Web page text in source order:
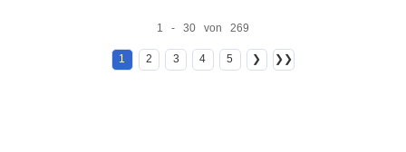
1 - 30 von 269
1 2 3 4 5 ❯ ❯❯